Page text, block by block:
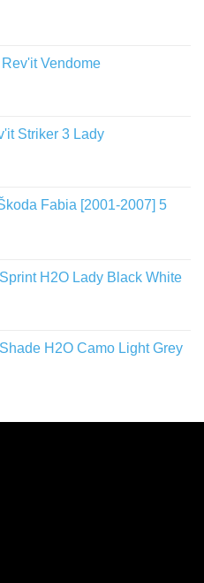
Vendome
Striker 3 Lady
Fabia [2001-2007] 5
H2O Lady Black White
H2O Camo Light Grey